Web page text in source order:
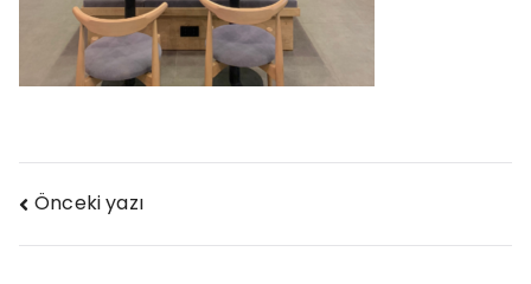
Yazı
gezinmesi
Önceki yazı